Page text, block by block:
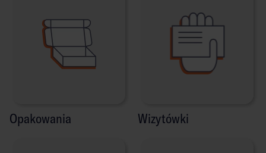
Opakowania Wizytówki